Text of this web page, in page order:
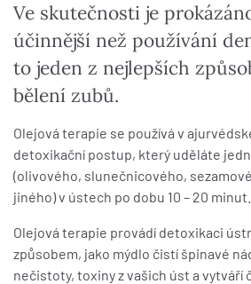
Ve skutečnosti je
účinnější než používání
to jeden z nejlepších
bělení zubů.
Olejová terapie se používá v
detoxikační postup, který uděláte
(olivového, slunečnicového,
jiného) v ústech po dobu 10 – 20 minut.
Olejová terapie provádí detoxikaci
způsobem, jako mýdlo čistí špinavé
nečistoty, toxiny z vašich úst a